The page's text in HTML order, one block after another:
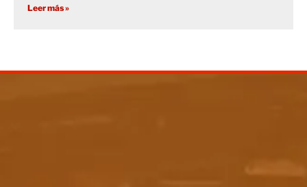
Leer más »